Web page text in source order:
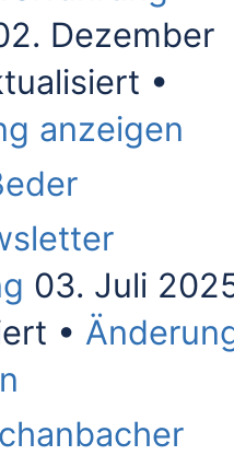
Dezember
anzeigen
03. Juli